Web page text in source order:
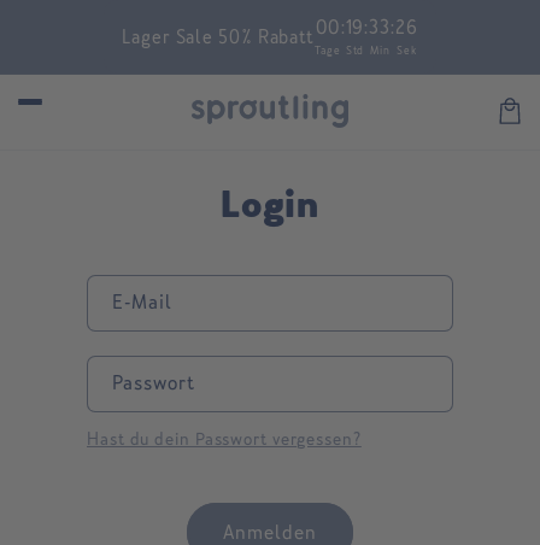
Lager Sale 50% Rabatt 00
Tage
:19
Std
:33
Min
:26
Sek
Login
E-Mail
Passwort
Hast du dein Passwort vergessen?
Anmelden